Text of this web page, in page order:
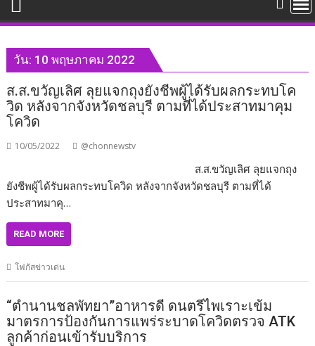
วัน: 10 พฤษภาคม 2022
ส.ส.ขวัญเลิศ ลุยแจกถุงยังชีพผู้ได้รับผลกระทบโค
วิด หลังจากจังหวัดชลบุรี ตามที่ได้ประสาทมาคุม
โควิด
10/05/2022 @chonnewstv
ส.ส.ขวัญเลิศ ลุยแจกถุง
ยังชีพผู้ได้รับผลกระทบโควิด หลังจากจังหวัดชลบุรี ตามที่ได้
ประสาทมาคุ…
READ MORE
โฟกัสข่าวเด่น
“ตำนานชลพัทยา”อาหารดี ดนตรีไพเราะเข้ม
มาตรการป้องกันการแพร่ระบาดโควิดตรวจ ATK
ลูกค้าก่อนเข้ารับบริการ